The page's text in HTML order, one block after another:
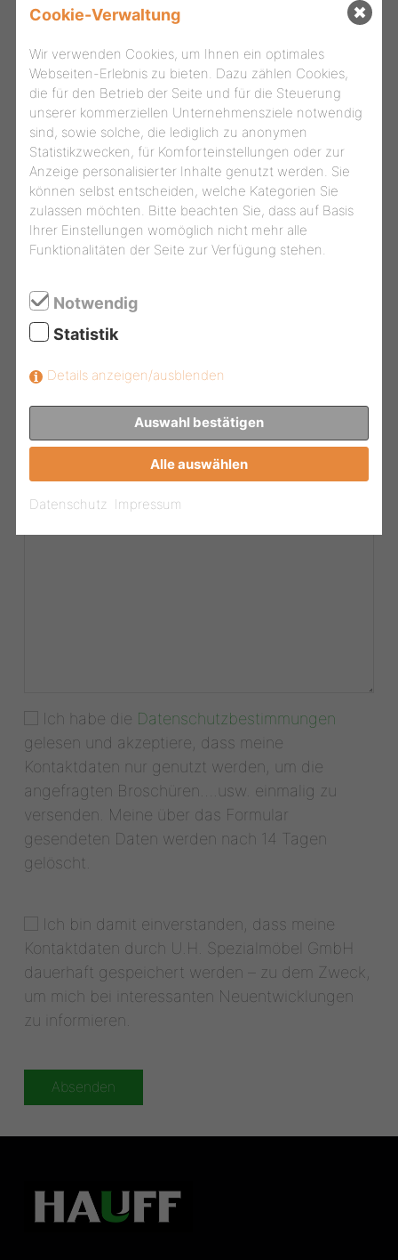
Ihr Montagewusnsch
Ihre Nachricht / FarbpräferenzenFarbtonkarte
Ich habe die Datenschutzbestimmungen
gelesen und akzeptiere, dass meine
Kontaktdaten nur genutzt werden, um die
angefragten Broschüren….usw. einmalig zu
versenden. Meine über das Formular
gesendeten Daten werden nach 14 Tagen
gelöscht.
Ich bin damit einverstanden, dass meine
Kontaktdaten durch U.H. Spezialmöbel GmbH
dauerhaft gespeichert werden – zu dem Zweck,
um mich bei interessanten Neuentwicklungen
zu informieren.
Absenden
Cookie-Verwaltung
Wir verwenden Cookies, um Ihnen ein optimales
Webseiten-Erlebnis zu bieten. Dazu zählen Cookies,
die für den Betrieb der Seite und für die Steuerung
unserer kommerziellen Unternehmensziele notwendig
sind, sowie solche, die lediglich zu anonymen
Statistikzwecken, für Komforteinstellungen oder zur
Anzeige personalisierter Inhalte genutzt werden. Sie
können selbst entscheiden, welche Kategorien Sie
zulassen möchten. Bitte beachten Sie, dass auf Basis
Ihrer Einstellungen womöglich nicht mehr alle
Funktionalitäten der Seite zur Verfügung stehen.
Notwendig
Statistik
Details anzeigen/ausblenden
Auswahl bestätigen
Alle auswählen
Datenschutz Impressum